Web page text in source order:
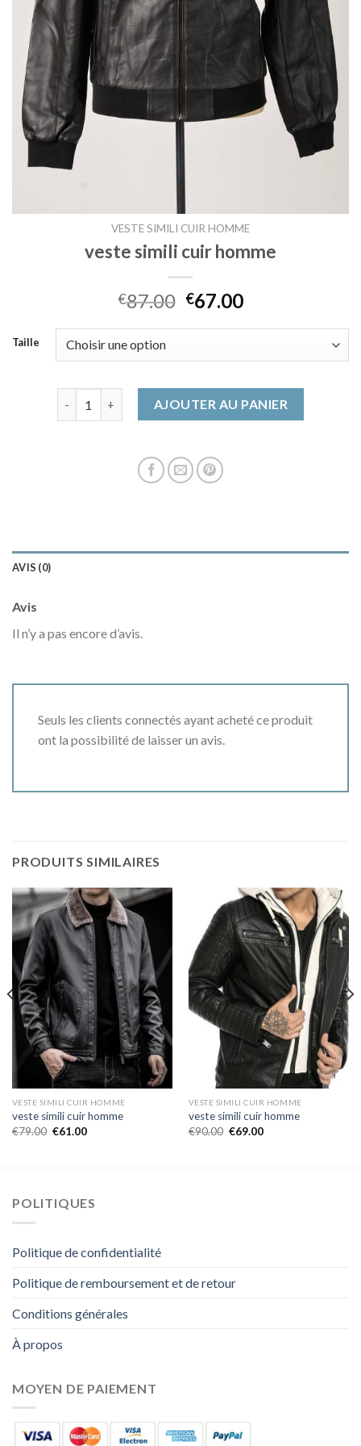
VESTE SIMILI CUIR HOMME
veste simili cuir homme
€87.00 €67.00
Taille
quantité de veste simili cuir homme
AJOUTER AU PANIER
AVIS (0)
Avis
Il n’y a pas encore d’avis.
Seuls les clients connectés ayant acheté ce produit
ont la possibilité de laisser un avis.
PRODUITS SIMILAIRES
VESTE SIMILI CUIR HOMME
veste simili cuir homme
€79.00 €61.00
VESTE SIMILI CUIR HOMME
veste simili cuir homme
€90.00 €69.00
POLITIQUES
Politique de confidentialité
Politique de remboursement et de retour
Conditions générales
À propos
MOYEN DE PAIEMENT